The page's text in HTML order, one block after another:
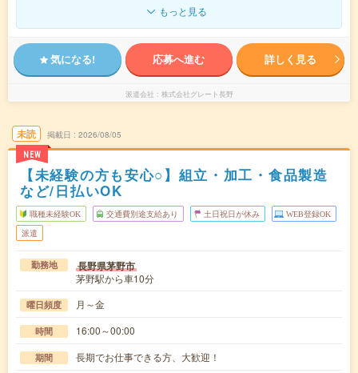
もっと見る
気になる! 応募へ進む 詳しく見る
派遣会社 株式会社グレート長野
未読
NEW
掲載日 2026/08/05
【未経験の方も安心○】組立・加工・食品製造
など/日払いOK
職種未経験OK 交通費別途支給あり 土日祝日が休み WEB登録OK
派遣
勤務地 長野県茅野市
茅野駅から車10分
曜日頻度 月～金
時間 16:00～00:00
期間 長期でお仕事できる方、大歓迎！